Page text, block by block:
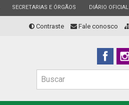
ESTADO
SECRETARIAS E ÓRGÃOS ESTADO
DIÁRIO OFICIAL
Contraste Fale conosco
Buscar